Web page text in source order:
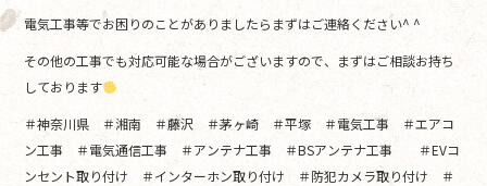
電気工事等でお困りのことがありましたらまずはご連絡ください^ ^
その他の工事でも対応可能な場合がございますので、まずはご相談お持ち
しております
＃神奈川県 ＃湘南 ＃藤沢 ＃茅ヶ崎 ＃平塚 ＃電気工事 ＃エアコ
ン工事 ＃電気通信工事 ＃アンテナ工事 ＃BSアンテナ工事 ＃EVコ
ンセント取り付け ＃インターホン取り付け ＃防犯カメラ取り付け ＃